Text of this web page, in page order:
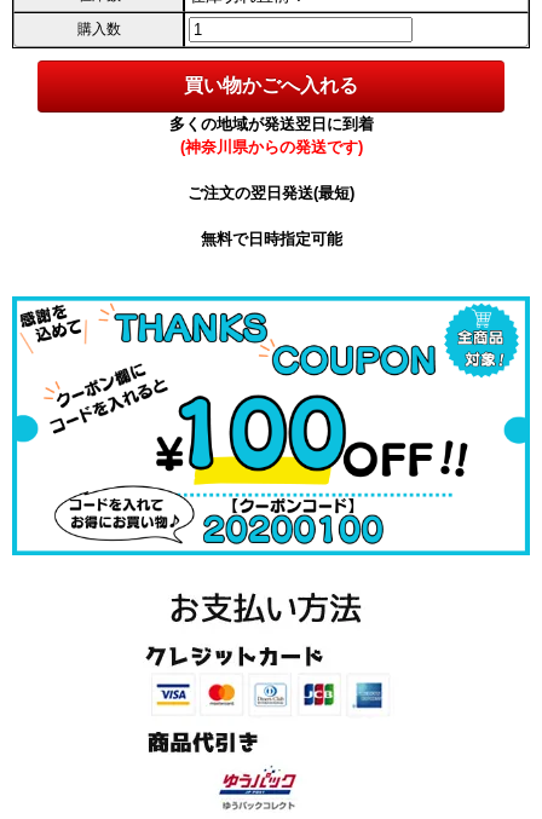
購入数
多くの地域が発送翌日に到着
(神奈川県からの発送です)
ご注文の翌日発送(最短)
無料で日時指定可能